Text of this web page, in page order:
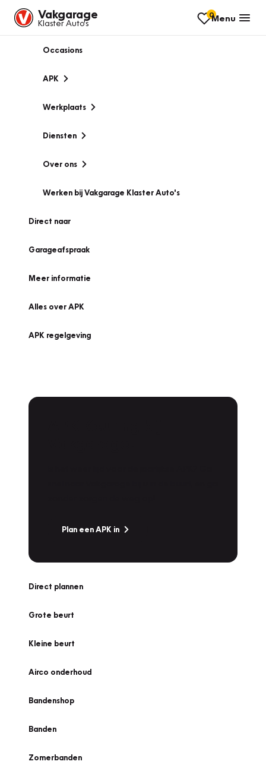
Vakgarage
Klaster Auto's
0Menu
Occasions
APK
Werkplaats
Diensten
Over ons
Werken bij Vakgarage Klaster Auto's
Direct naar
Garageafspraak
Meer informatie
Alles over APK
APK regelgeving
Plan een APK in
Direct plannen
Grote beurt
Kleine beurt
Airco onderhoud
Bandenshop
Banden
Zomerbanden